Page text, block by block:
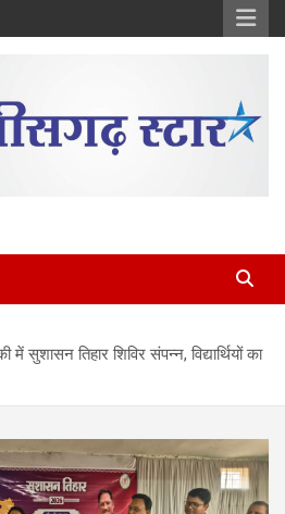
तिहार शिविर संपन्न, विद्यार्थियों का